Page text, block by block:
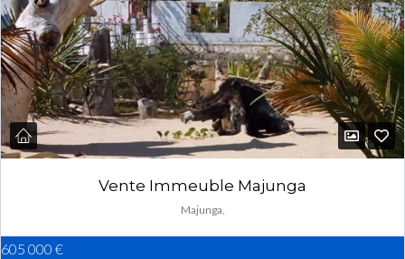
Vente Immeuble Majunga
Majunga,
605 000 €